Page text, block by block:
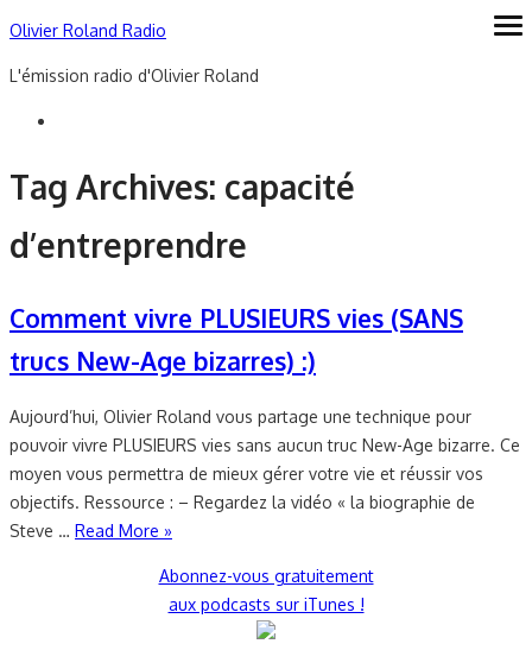
Skip
content
Olivier Roland Radio
L'émission radio d'Olivier Roland
Tag Archives: capacité
d’entreprendre
Comment vivre PLUSIEURS vies (SANS
trucs New-Age bizarres) :)
Aujourd’hui, Olivier Roland vous partage une technique pour
pouvoir vivre PLUSIEURS vies sans aucun truc New-Age bizarre. Ce
moyen vous permettra de mieux gérer votre vie et réussir vos
objectifs. Ressource : – Regardez la vidéo « la biographie de
Steve … Read More »
Abonnez-vous gratuitement
aux podcasts sur iTunes !